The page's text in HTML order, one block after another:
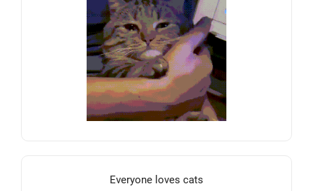
Everyone loves cats